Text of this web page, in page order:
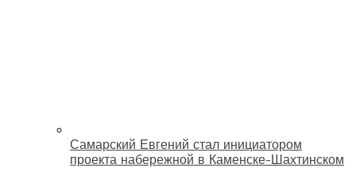
Самарский Евгений стал инициатором
проекта набережной в Каменске-Шахтинском